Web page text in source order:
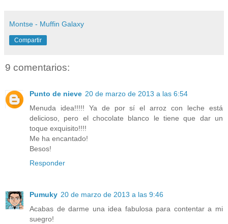
Montse - Muffin Galaxy
Compartir
9 comentarios:
Punto de nieve 20 de marzo de 2013 a las 6:54
Menuda idea!!!!! Ya de por sí el arroz con leche está
delicioso, pero el chocolate blanco le tiene que dar un
toque exquisito!!!!
Me ha encantado!
Besos!
Responder
Pumuky 20 de marzo de 2013 a las 9:46
Acabas de darme una idea fabulosa para contentar a mi
suegro!